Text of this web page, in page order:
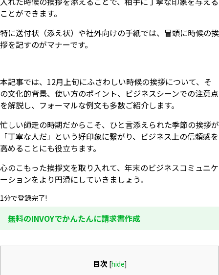
ことができます。
特に送付状（添え状）や社外向けの手紙では、冒頭に時候の挨
拶を記すのがマナーです。
本記事では、12月上旬にふさわしい時候の挨拶について、そ
の文化的背景、使い方のポイント、ビジネスシーンでの注意点
を解説し、フォーマルな例文も多数ご紹介します。
忙しい師走の時期だからこそ、ひと言添えられた季節の挨拶が
「丁寧な人だ」という好印象に繋がり、ビジネス上の信頼感を
高めることにも役立ちます。
心のこもった挨拶文を取り入れて、年末のビジネスコミュニケ
ーションをより円滑にしていきましょう。
1分で登録完了!
無料のINVOYでかんたんに請求書作成
目次 [hide]